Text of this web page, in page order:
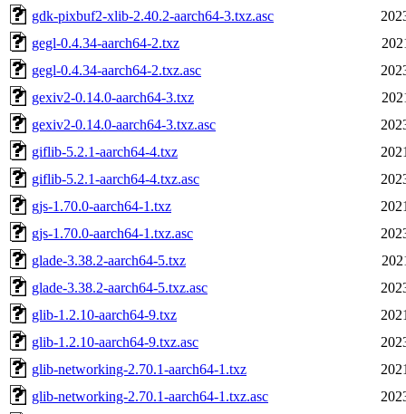
gdk-pixbuf2-xlib-2.40.2-aarch64-3.txz.asc
gegl-0.4.34-aarch64-2.txz
gegl-0.4.34-aarch64-2.txz.asc
gexiv2-0.14.0-aarch64-3.txz
gexiv2-0.14.0-aarch64-3.txz.asc
giflib-5.2.1-aarch64-4.txz
giflib-5.2.1-aarch64-4.txz.asc
gjs-1.70.0-aarch64-1.txz
gjs-1.70.0-aarch64-1.txz.asc
glade-3.38.2-aarch64-5.txz
glade-3.38.2-aarch64-5.txz.asc
glib-1.2.10-aarch64-9.txz
glib-1.2.10-aarch64-9.txz.asc
glib-networking-2.70.1-aarch64-1.txz
glib-networking-2.70.1-aarch64-1.txz.asc